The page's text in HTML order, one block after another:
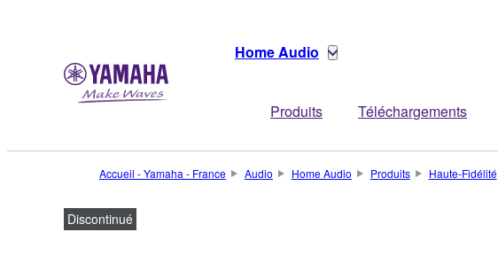
Home Audio
Produits Téléchargements
Accueil - Yamaha - France Audio Home Audio Produits Haute-Fidélité
Discontinué